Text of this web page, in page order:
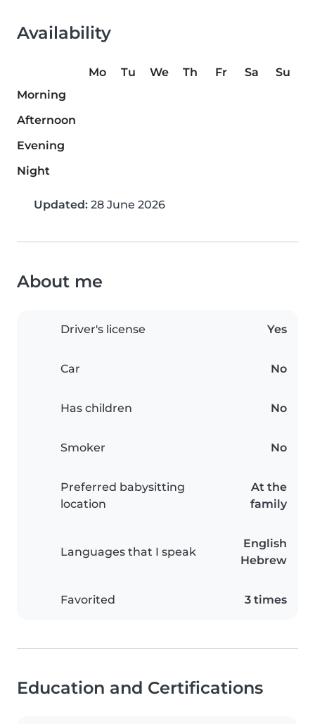
Availability
Mo Tu We Th Fr Sa
Su
Morning
Afternoon
Evening
Night
Updated: 28 June 2026
About me
Driver's license Yes
Car No
Has children No
Smoker No
Preferred babysitting
location
At the
family
Languages that I speak
English
Hebrew
Favorited 3 times
Education and Certifications